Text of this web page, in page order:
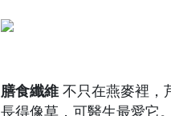
膳食纖維 不只在燕麥裡，
長得像草，可醫生最愛它。